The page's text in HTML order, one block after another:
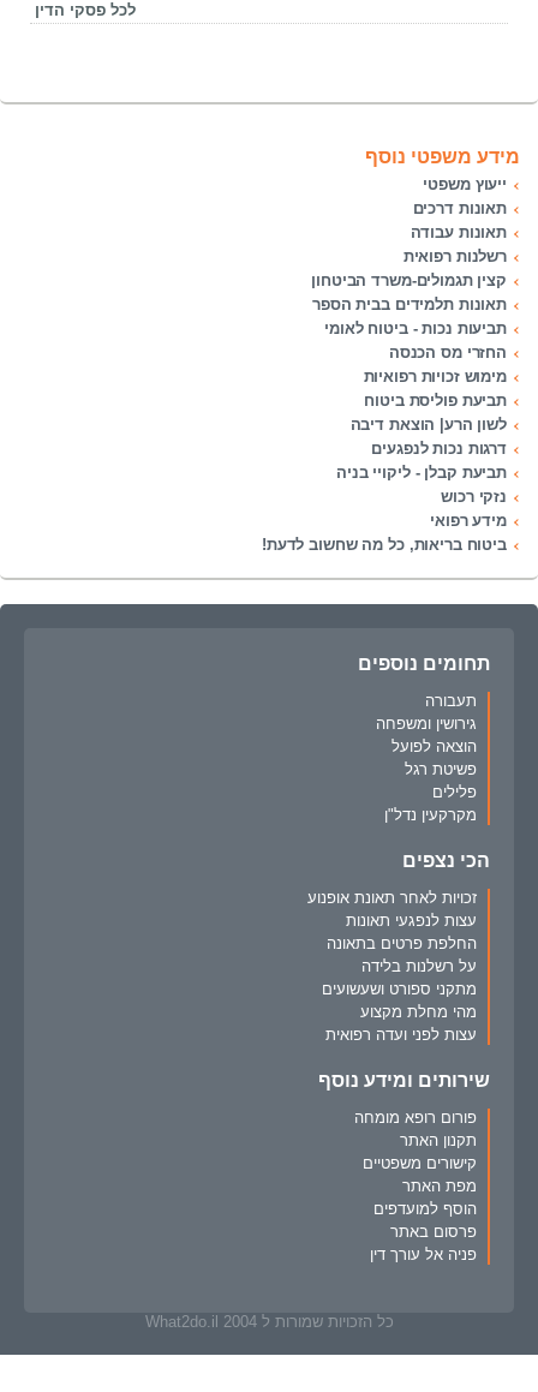
לכל פסקי הדין
מידע משפטי נוסף
ייעוץ משפטי
תאונות דרכים
תאונות עבודה
רשלנות רפואית
קצין תגמולים-משרד הביטחון
תאונות תלמידים בבית הספר
תביעות נכות - ביטוח לאומי
החזרי מס הכנסה
מימוש זכויות רפואיות
תביעת פוליסת ביטוח
לשון הרע| הוצאת דיבה
דרגות נכות לנפגעים
תביעת קבלן - ליקויי בניה
נזקי רכוש
מידע רפואי
ביטוח בריאות, כל מה שחשוב לדעת!
תחומים נוספים
תעבורה
גירושין ומשפחה
הוצאה לפועל
פשיטת רגל
פלילים
מקרקעין נדל"ן
הכי נצפים
זכויות לאחר תאונת אופנוע
עצות לנפגעי תאונות
החלפת פרטים בתאונה
על רשלנות בלידה
מתקני ספורט ושעשועים
מהי מחלת מקצוע
עצות לפני ועדה רפואית
שירותים ומידע נוסף
פורום רופא מומחה
תקנון האתר
קישורים משפטיים
מפת האתר
הוסף למועדפים
פרסום באתר
פניה אל עורך דין
כל הזכויות שמורות ל What2do.il 2004